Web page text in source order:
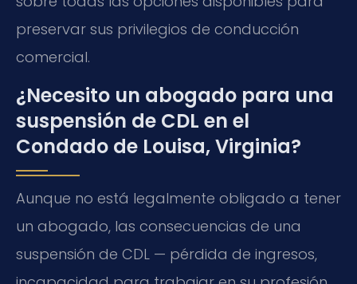
preservar sus privilegios de conducción
comercial.
¿Necesito un abogado para una
suspensión de CDL en el
Condado de Louisa, Virginia?
Aunque no está legalmente obligado a tener
un abogado, las consecuencias de una
suspensión de CDL — pérdida de ingresos,